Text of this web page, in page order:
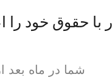
با حقوق خود را
شما در ماه بعد